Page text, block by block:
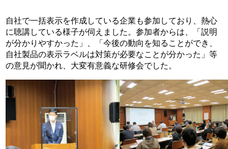
自社で一括表示を作成している企業も参加しており、熱心
に聴講している様子が伺えました。参加者からは、「説明
が分かりやすかった」、「今後の動向を知ることができ、
自社製品の表示ラベルは対策が必要なことが分かった」等
の意見が聞かれ、大変有意義な研修会でした。